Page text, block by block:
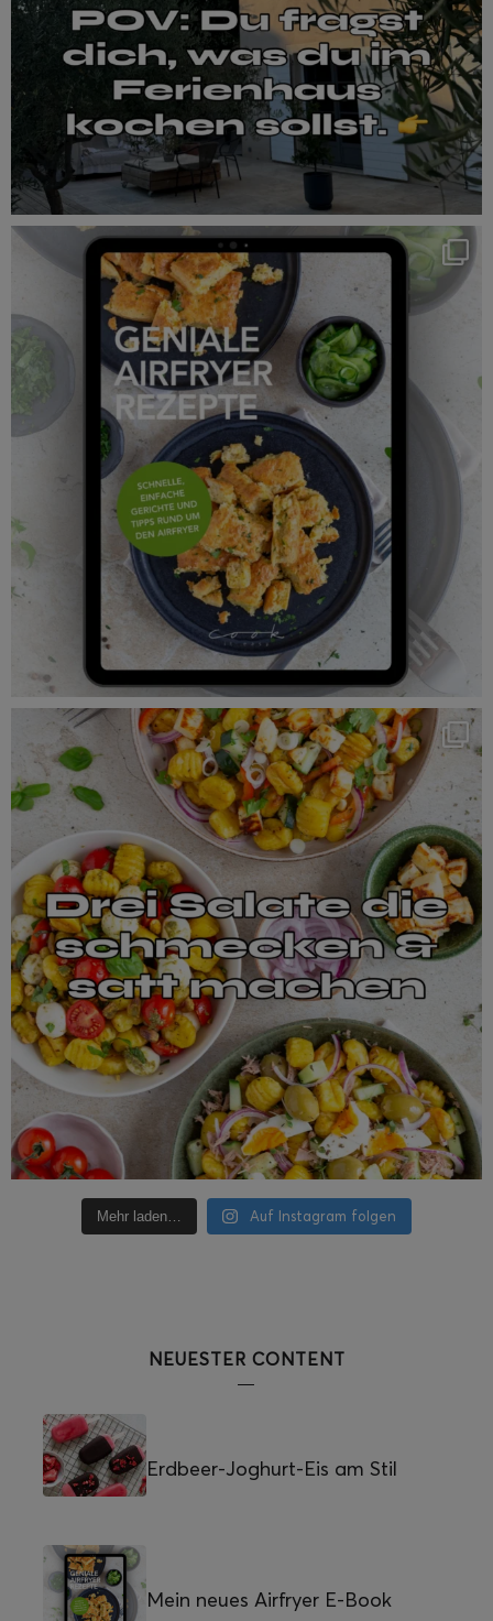
Mehr laden… Auf Instagram folgen
NEUESTER CONTENT
Erdbeer-Joghurt-Eis am Stil
Mein neues Airfryer E-Book